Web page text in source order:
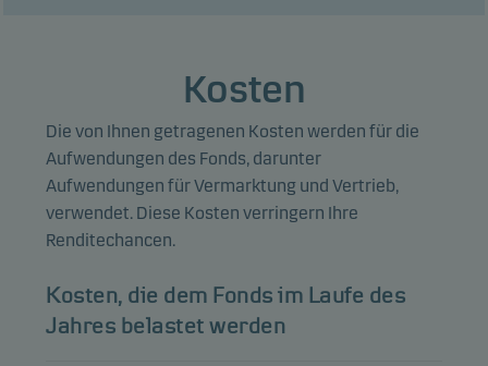
CODELCO INC
6.33% 13.01.2035
0,65% Anleihen USD
REPUBLIC OF
ARGENTINA
09.07.2035
0,65% Anleihen
REPUBLIC OF
POLAND 5.375%
12.02.2035
Kosten
Die von Ihnen getragenen Kosten werden für die
Aufwendungen des Fonds, darunter
Aufwendungen für Vermarktung und Vertrieb,
verwendet. Diese Kosten verringern Ihre
Renditechancen.
Kosten, die dem Fonds im Laufe des
Jahres belastet werden